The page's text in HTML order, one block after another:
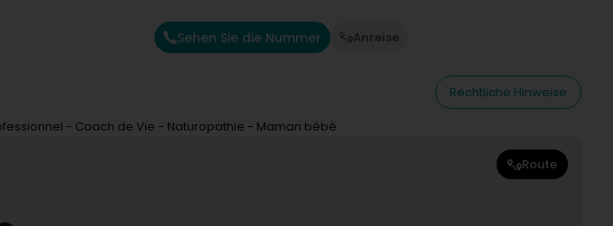
Sehen Sie die Nummer Anreise
Rechtliche Hinweise
- Coach de Vie - Naturopathie - Maman bébé
Route